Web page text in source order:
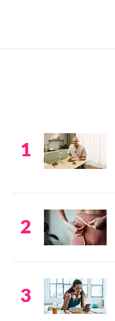
1
2
3